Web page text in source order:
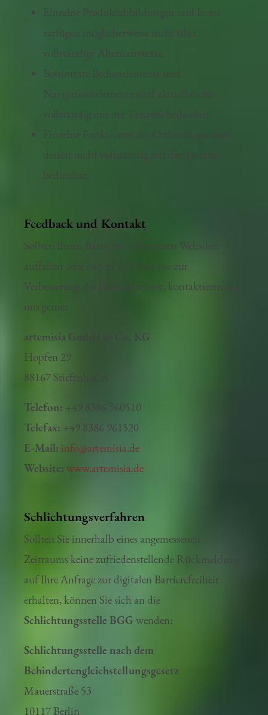
Einzelne Produktabbildungen und Icons
verfügen möglicherweise nicht über
vollständige Alternativtexte.
Bestimmte Bedienelemente und
Navigationselemente sind aktuell nicht
vollständig mit der Tastatur bedienbar
Einzelne Funktionen des Onlineshops sind
derzeit nicht vollständig mit der Tastatur
bedienbar.
Feedback und Kontakt
Sollten Ihnen Barrieren auf unseren Websiten
auffallen oder haben Sie Hinweise zur
Verbesserung der Barrierefreiheit, kontaktieren Sie
uns gerne:
artemisia GmbH & Co. KG
Hopfen 29
88167 Stiefenhofen
Telefon: +49 8386 960510
Telefax: +49 8386 961520
E-Mail: info@artemisia.de
Website: www.artemisia.de
Schlichtungsverfahren
Sollten Sie innerhalb eines angemessenen
Zeitraums keine zufriedenstellende Rückmeldung
auf Ihre Anfrage zur digitalen Barrierefreiheit
erhalten, können Sie sich an die
Schlichtungsstelle BGG wenden:
Schlichtungsstelle nach dem
Behindertengleichstellungsgesetz
Mauerstraße 53